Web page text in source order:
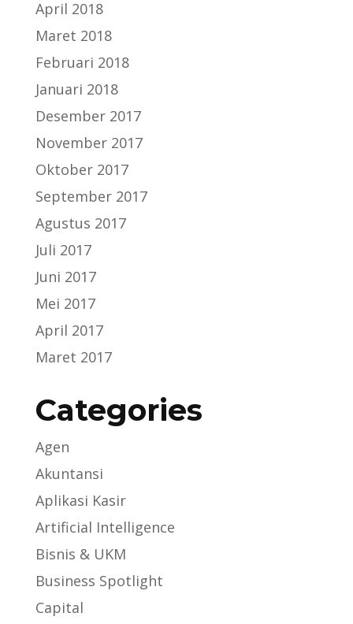
April 2018
Maret 2018
Februari 2018
Januari 2018
Desember 2017
November 2017
Oktober 2017
September 2017
Agustus 2017
Juli 2017
Juni 2017
Mei 2017
April 2017
Maret 2017
Categories
Agen
Akuntansi
Aplikasi Kasir
Artificial Intelligence
Bisnis & UKM
Business Spotlight
Capital